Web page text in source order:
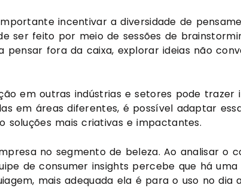
incentivar a diversidade de
ser feito por meio de sessões de
pensar fora da caixa, explorar ideias não
em outras indústrias e setores pode trazer
em áreas diferentes, é possível adaptar
soluções mais criativas e impactantes.
no segmento de beleza. Ao analisar o
de consumer insights percebe que há
mais adequada ela é para o uso no dia